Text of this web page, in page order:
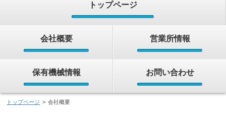
トップページ
会社概要 営業所情報
保有機械情報 お問い合わせ
トップページ > 会社概要